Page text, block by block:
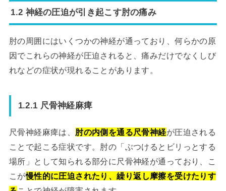
1.2 神経の圧迫が引き起こす肘の痛み
肘の周囲にはいくつかの神経が通っており、何らかの原
因でこれらの神経が圧迫されると、痛みだけでなくしび
れなどの症状が現れることがあります。
1.2.1 尺骨神経麻痺
尺骨神経麻痺は、 肘の内側を通る尺骨神経が圧迫される
ことで起こる症状です。肘の「ぶつけるとビリっとする
場所」として知られる部分に尺骨神経が通っており、こ
こが慢性的に圧迫されたり、繰り返し摩擦を受けたりす